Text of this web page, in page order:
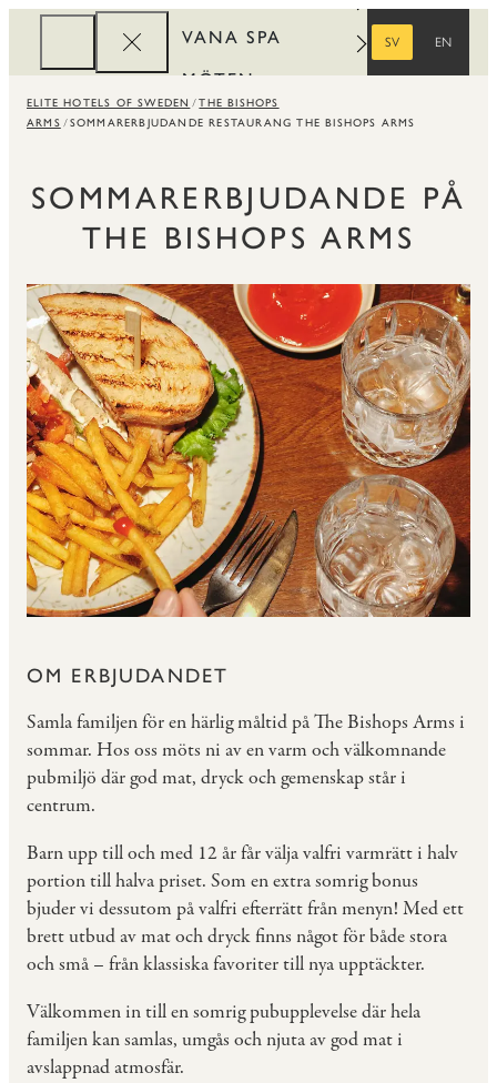
VANA SPA
MÖTEN
FÖRETAG
SV
EN
ELITE HOTELS OF SWEDEN
THE BISHOPS
ARMS
SOMMARERBJUDANDE RESTAURANG THE BISHOPS ARMS
SOMMARERBJUDANDE PÅ
THE BISHOPS ARMS
OM ERBJUDANDET
Samla familjen för en härlig måltid på The Bishops Arms i
sommar. Hos oss möts ni av en varm och välkomnande
pubmiljö där god mat, dryck och gemenskap står i
centrum.
Barn upp till och med 12 år får välja valfri varmrätt i halv
portion till halva priset. Som en extra somrig bonus
bjuder vi dessutom på valfri efterrätt från menyn! Med ett
brett utbud av mat och dryck finns något för både stora
och små – från klassiska favoriter till nya upptäckter.
Välkommen in till en somrig pubupplevelse där hela
familjen kan samlas, umgås och njuta av god mat i
avslappnad atmosfär.